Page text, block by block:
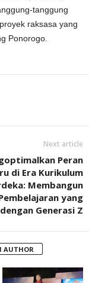
tanggung
raksasa yang
Ponorogo.
Next article
Peran
di Era Kurikulum
Membangun
yang
Generasi Z
AUTHOR